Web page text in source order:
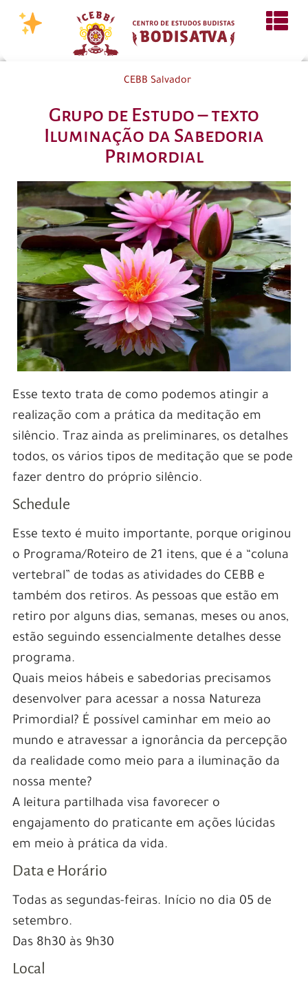
CEBB Salvador
Grupo de Estudo – texto
Iluminação da Sabedoria
Primordial
Esse texto trata de como podemos atingir a
realização com a prática da meditação em
silêncio. Traz ainda as preliminares, os detalhes
todos, os vários tipos de meditação que se pode
fazer dentro do próprio silêncio.
Schedule
Esse texto é muito importante, porque originou
o Programa/Roteiro de 21 itens, que é a “coluna
vertebral” de todas as atividades do CEBB e
também dos retiros. As pessoas que estão em
retiro por alguns dias, semanas, meses ou anos,
estão seguindo essencialmente detalhes desse
programa.
Quais meios hábeis e sabedorias precisamos
desenvolver para acessar a nossa Natureza
Primordial? É possível caminhar em meio ao
mundo e atravessar a ignorância da percepção
da realidade como meio para a iluminação da
nossa mente?
A leitura partilhada visa favorecer o
engajamento do praticante em ações lúcidas
em meio à prática da vida.
Data e Horário
Todas as segundas-feiras. Início no dia 05 de
setembro.
Das 8h30 às 9h30
Local